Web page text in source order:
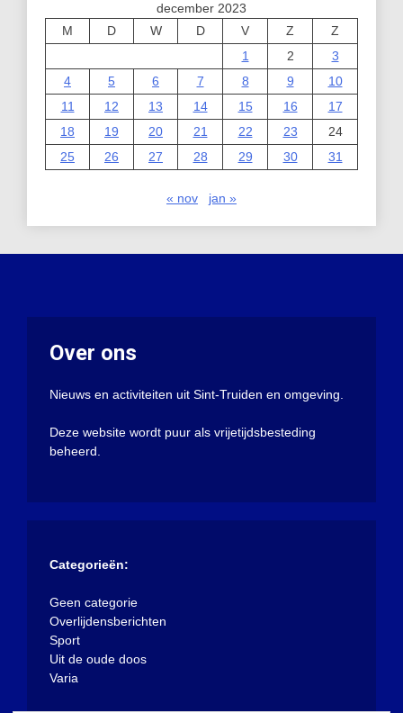
december 2023
M
D W D V Z
Z
1
2
3
4
5 6 7 8 9
10
11
12 13 14 15 16
17
18
19 20 21 22 23
24
25
26 27 28 29 30 31
« nov jan »
Over ons
Nieuws en activiteiten uit Sint-Truiden en omgeving.
Deze website wordt puur als vrijetijdsbesteding
beheerd.
Categorieën:
Geen categorie
Overlijdensberichten
Sport
Uit de oude doos
Varia